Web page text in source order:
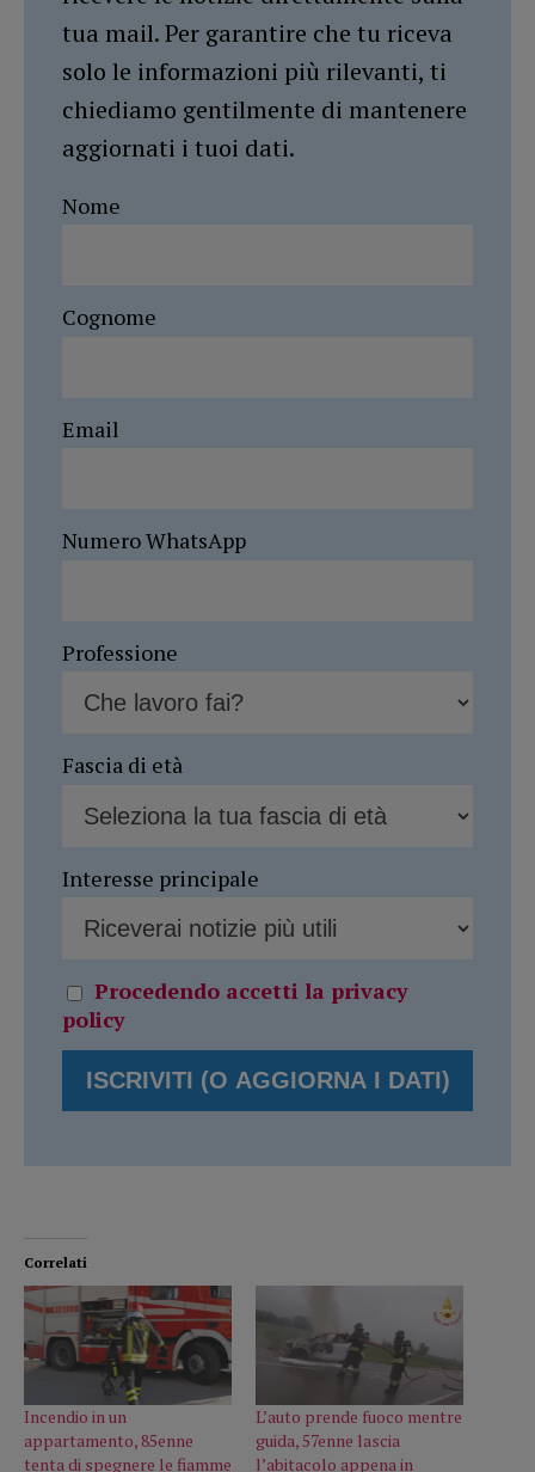
tua mail. Per garantire che tu riceva
solo le informazioni più rilevanti, ti
chiediamo gentilmente di mantenere
aggiornati i tuoi dati.
Nome
Cognome
Email
Numero WhatsApp
Professione
Fascia di età
Interesse principale
Procedendo accetti la privacy
policy
Correlati
Incendio in un
appartamento, 85enne
tenta di spegnere le fiamme
L’auto prende fuoco mentre
guida, 57enne lascia
l’abitacolo appena in